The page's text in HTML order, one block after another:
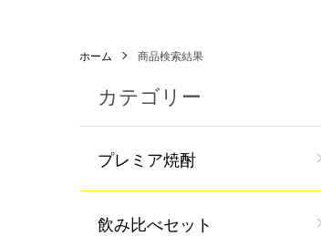
ホーム 商品検索結果
カテゴリー
プレミア焼酎
飲み比べセット